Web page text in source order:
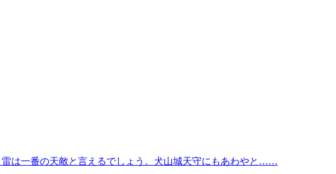
は一番の天敵と言えるでしょう。犬山城天守にもあわやと……